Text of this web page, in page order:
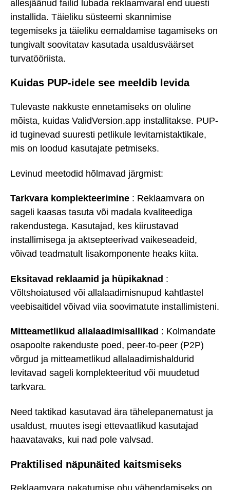
allesjäänud failid lubada reklaamvaral end uuesti
installida. Täieliku süsteemi skannimise
tegemiseks ja täieliku eemaldamise tagamiseks on
tungivalt soovitatav kasutada usaldusväärset
turvatööriista.
Kuidas PUP-idele see meeldib levida
Tulevaste nakkuste ennetamiseks on oluline
mõista, kuidas ValidVersion.app installitakse. PUP-
id tuginevad suuresti petlikule levitamistaktikale,
mis on loodud kasutajate petmiseks.
Levinud meetodid hõlmavad järgmist:
Tarkvara komplekteerimine : Reklaamvara on
sageli kaasas tasuta või madala kvaliteediga
rakendustega. Kasutajad, kes kiirustavad
installimisega ja aktsepteerivad vaikeseadeid,
võivad teadmatult lisakomponente heaks kiita.
Eksitavad reklaamid ja hüpikaknad :
Võltshoiatused või allalaadimisnupud kahtlastel
veebisaitidel võivad viia soovimatute installimisteni.
Mitteametlikud allalaadimisallikad : Kolmandate
osapoolte rakenduste poed, peer-to-peer (P2P)
võrgud ja mitteametlikud allalaadimishaldurid
levitavad sageli komplekteeritud või muudetud
tarkvara.
Need taktikad kasutavad ära tähelepanematust ja
usaldust, muutes isegi ettevaatlikud kasutajad
haavatavaks, kui nad pole valvsad.
Praktilised näpunäited kaitsmiseks